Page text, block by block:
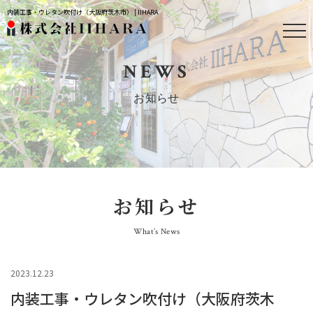
内装工事・ウレタン吹付け（大阪府茨木市） | IIHARA
NEWS
お知らせ
お知らせ
What’s News
2023.12.23
内装工事・ウレタン吹付け（大阪府茨木